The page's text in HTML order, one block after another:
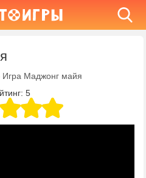
Игра Маджонг майя
5